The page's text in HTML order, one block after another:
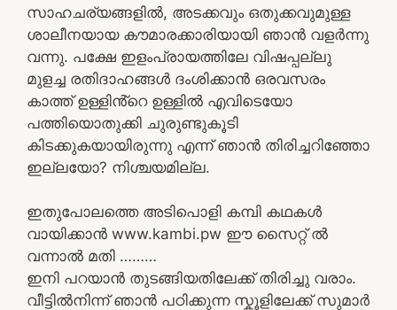
സാഹചര്യങ്ങളിൽ, അടക്കവും ഒതുക്കവുമുള്ള
ശാലീനയായ കൗമാരക്കാരിയായി ഞാൻ വളർന്നു
വന്നു. പക്ഷേ ഇളംപ്രായത്തിലേ വിഷപ്പല്ലു
മുളച്ച രതിദാഹങ്ങൾ ദംശിക്കാൻ ഒരവസരം
കാത്ത് ഉള്ളിൻ്റെ ഉള്ളിൽ എവിടെയോ
പത്തിയൊതുക്കി ചുരുണ്ടുകൂടി
കിടക്കുകയായിരുന്നു എന്ന് ഞാൻ തിരിച്ചറിഞ്ഞോ
ഇല്ലയോ? നിശ്ചയമില്ല.
ഇതുപോലത്തെ അടിപൊളി കമ്പി കഥകൾ
വായിക്കാൻ www.kambi.pw ഈ സൈറ്റ് ൽ
വന്നാൽ മതി ………
ഇനി പറയാൻ തുടങ്ങിയതിലേക്ക് തിരിച്ചു വരാം.
വീട്ടിൽനിന്ന് ഞാൻ പഠിക്കുന്ന സ്കൂളിലേക്ക് സുമാർ